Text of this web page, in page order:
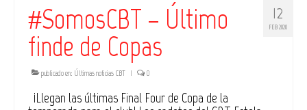
12
FEB 2020
#SomosCBT – Último
finde de Copas
publicado en: Últimas noticias CBT | 0
¡Llegan las últimas Final Four de Copa de la